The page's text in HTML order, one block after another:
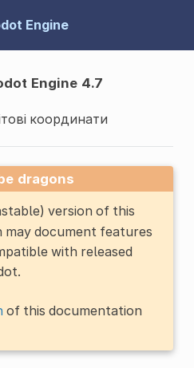
Engine
Engine 4.7
координати
dragons
version of this
document features
with released
of this documentation